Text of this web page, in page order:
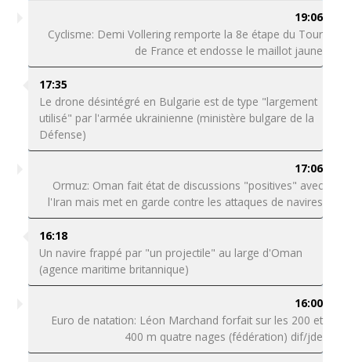
19:06
Cyclisme: Demi Vollering remporte la 8e étape du Tour
de France et endosse le maillot jaune
17:35
Le drone désintégré en Bulgarie est de type "largement
utilisé" par l'armée ukrainienne (ministère bulgare de la
Défense)
17:06
Ormuz: Oman fait état de discussions "positives" avec
l'Iran mais met en garde contre les attaques de navires
16:18
Un navire frappé par "un projectile" au large d'Oman
(agence maritime britannique)
16:00
Euro de natation: Léon Marchand forfait sur les 200 et
400 m quatre nages (fédération) dif/jde